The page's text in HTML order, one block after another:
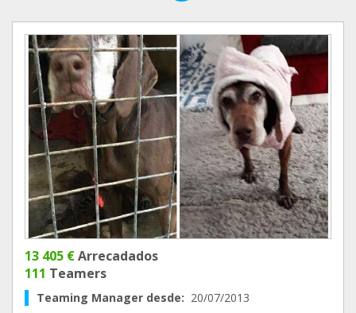
13 405 €Arrecadados
111 Teamers
Teaming Manager desde: 20/07/2013